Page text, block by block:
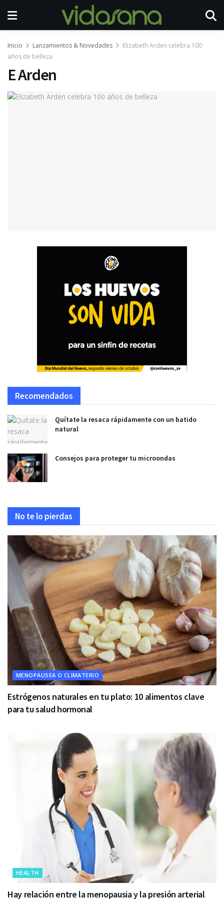
Inicio Lanzamientos & Novedades
Elizabeth Arden celebra 100
años de belleza
E Arden
Recomendados
Quítate la resaca rápidamente con un batido
natural
Consejos para proteger tu microondas
No te lo pierdas
MENOPAUSEA O CLIMATERIO
Estrógenos naturales en tu plato: 10 alimentos clave
para tu salud hormonal
HEALTH
Hay relación entre la menopausia y la presión arterial